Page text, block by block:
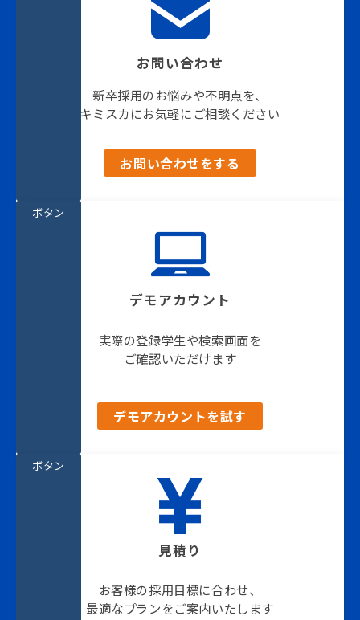
お問い合わせ
新卒採用のお悩みや不明点を、
キミスカにお気軽にご相談ください
お問い合わせをする
デモアカウント
実際の登録学生や検索画面を
ご確認いただけます
ボタン
デモアカウントを試す
見積り
お客様の採用目標に合わせ、
最適なプランをご案内いたします
ボタン